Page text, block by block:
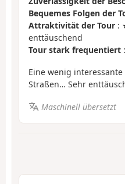
Bequemes Folgen der
Attraktivität der Tour :
enttäuschend
Tour stark frequentiert
Eine wenig
Straßen… Sehr
Maschinell übersetzt